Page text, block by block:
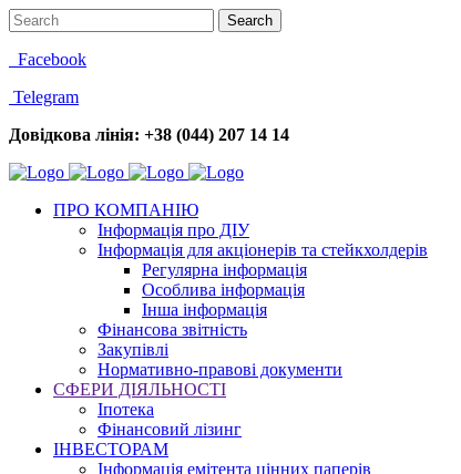
Facebook
Telegram
Довідкова лінія: +38 (044) 207 14 14
ПРО КОМПАНІЮ
Інформація про ДІУ
Інформація для акціонерів та стейкхолдерів
Регулярна інформація
Особлива інформація
Інша інформація
Фінансова звітність
Закупівлі
Нормативно-правові документи
СФЕРИ ДІЯЛЬНОСТІ
Іпотека
Фінансовий лізинг
ІНВЕСТОРАМ
Інформація емітента цінних паперів